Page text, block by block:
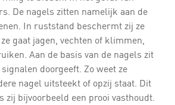
De nagels zitten namelijk aan de
In ruststand beschermt zij ze
gaat jagen, vechten of klimmen,
Aan de basis van de nagels zit
doorgeeft. Zo weet ze
nagel uitsteekt of opzij staat. Dit
zij bijvoorbeeld een prooi vasthoudt.